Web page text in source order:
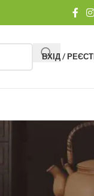
ВХІД /
ОСТАННІ